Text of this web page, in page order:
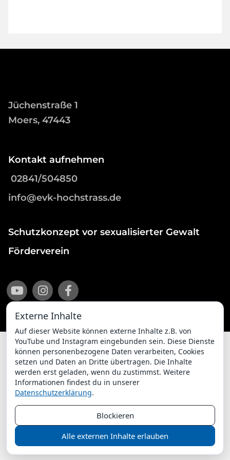
Jüchenstraße 1
Moers, 47443
Kontakt aufnehmen
02841/504850
info@evk-hochstrass.de
Schutzkonzept vor sexualisierter Gewalt
Förderverein
Impressum
Datenschutzerklärung
ChurchDesk-Login
Externe Inhalte
Auf dieser Website können externe Inhalte z.B. von
YouTube und Instagram eingebunden sein. Diese Dienste
können personenbezogene Daten verarbeiten, Cookies
setzen und Daten an Dritte übertragen. Die Inhalte
werden erst geladen, wenn du zustimmst. Weitere
Informationen findest du in unserer
Datenschutzerklärung.
Blockieren
Alle externen Inhalte erlauben